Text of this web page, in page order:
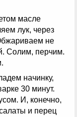
масле
лук, через
не
Солим, перчим.
начинку,
30 минут.
И, конечно,
и перец